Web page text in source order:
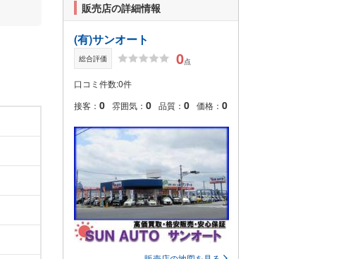
販売店の詳細情報
(有)サンオート
総合評価 0点
口コミ件数:0件
接客： 0 雰囲気： 0 品質： 0 価格： 0